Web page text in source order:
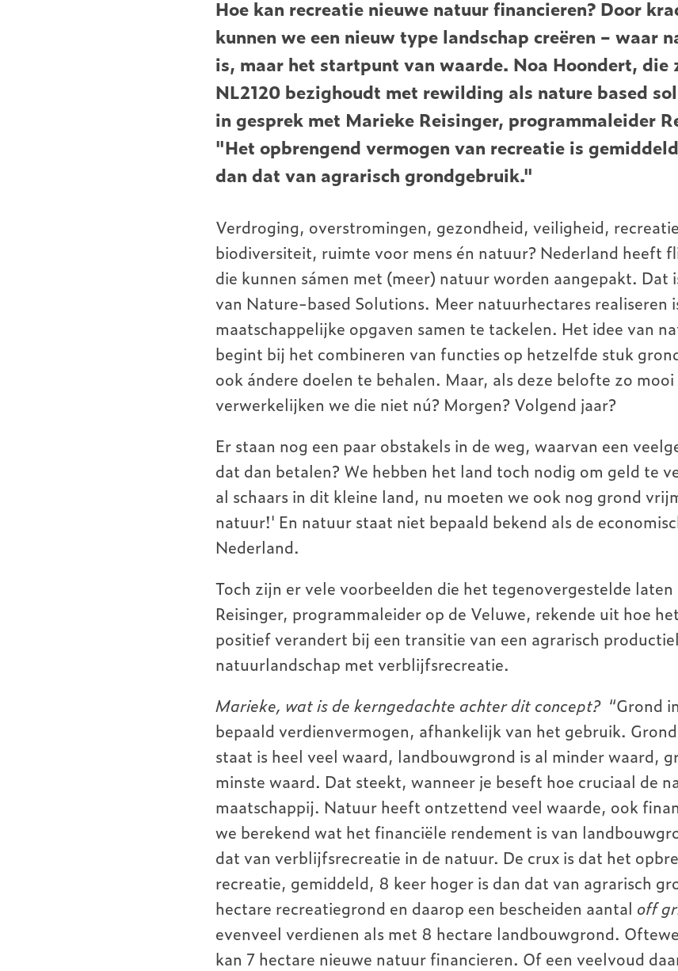
Hoe kan recreatie nieuwe natuur financieren? Door
kunnen we een nieuw type landschap creëren – waar
is, maar het startpunt van waarde. Noa Hoondert, die
NL2120 bezighoudt met rewilding als nature based
in gesprek met Marieke Reisinger, programmaleider
"Het opbrengend vermogen van recreatie is
dan dat van agrarisch grondgebruik."
Verdroging, overstromingen, gezondheid, veiligheid,
biodiversiteit, ruimte voor mens én natuur? Nederland heeft
die kunnen sámen met (meer) natuur worden aangepakt. Dat
van Nature-based Solutions. Meer natuurhectares realiseren
maatschappelijke opgaven samen te tackelen. Het idee van
begint bij het combineren van functies op hetzelfde stuk
ook ándere doelen te behalen. Maar, als deze belofte zo
verwerkelijken we die niet nú? Morgen? Volgend jaar?
Er staan nog een paar obstakels in de weg, waarvan een
dat dan betalen? We hebben het land toch nodig om geld te
al schaars in dit kleine land, nu moeten we ook nog grond
natuur!' En natuur staat niet bepaald bekend als de
Nederland.
Toch zijn er vele voorbeelden die het tegenovergestelde
Reisinger, programmaleider op de Veluwe, rekende uit hoe
positief verandert bij een transitie van een agrarisch
natuurlandschap met verblijfsrecreatie.
Marieke, wat is de kerngedachte achter dit concept? “Grond
bepaald verdienvermogen, afhankelijk van het gebruik.
staat is heel veel waard, landbouwgrond is al minder waard,
minste waard. Dat steekt, wanneer je beseft hoe cruciaal de
maatschappij. Natuur heeft ontzettend veel waarde, ook
we berekend wat het financiële rendement is van
dat van verblijfsrecreatie in de natuur. De crux is dat het
recreatie, gemiddeld, 8 keer hoger is dan dat van agrarisch
hectare recreatiegrond en daarop een bescheiden aantal off
evenveel verdienen als met 8 hectare landbouwgrond.
kan 7 hectare nieuwe natuur financieren. Of een veelvoud